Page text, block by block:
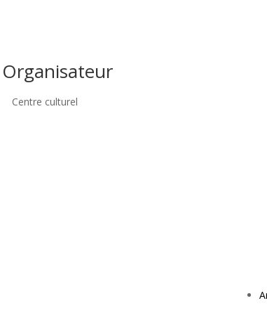
Organisateur
Centre culturel